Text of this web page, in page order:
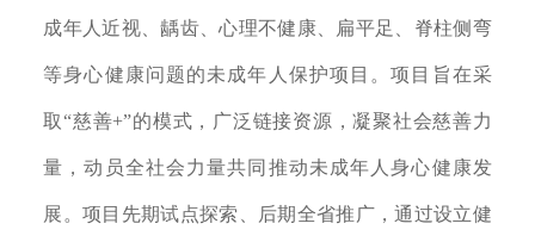
成年人近视、龋齿、心理不健康、扁平足、脊柱侧弯
等身心健康问题的未成年人保护项目。项目旨在采
取“慈善+”的模式，广泛链接资源，凝聚社会慈善力
量，动员全社会力量共同推动未成年人身心健康发
展。项目先期试点探索、后期全省推广，通过设立健